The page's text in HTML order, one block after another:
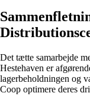
Det tætte samarbejde
Hestehaven er
lagerbeholdningen og
Coop optimere deres